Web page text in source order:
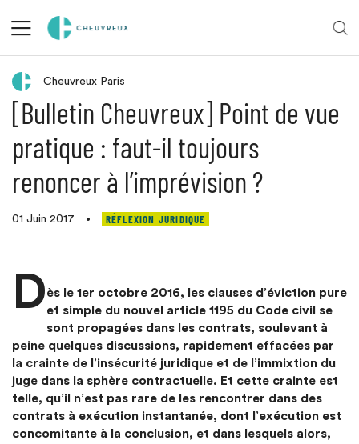
Retour aux actualités
Cheuvreux Paris
[Bulletin Cheuvreux] Point de vue
pratique : faut-il toujours
renoncer à l’imprévision ?
01 Juin 2017 • RÉFLEXION JURIDIQUE
Dès le 1er octobre 2016, les clauses d’éviction pure
et simple du nouvel article 1195 du Code civil se
sont propagées dans les contrats, soulevant à
peine quelques discussions, rapidement effacées par
la crainte de l’insécurité juridique et de l’immixtion du
juge dans la sphère contractuelle. Et cette crainte est
telle, qu’il n’est pas rare de les rencontrer dans des
contrats à exécution instantanée, dont l’exécution est
concomitante à la conclusion, et dans lesquels alors,